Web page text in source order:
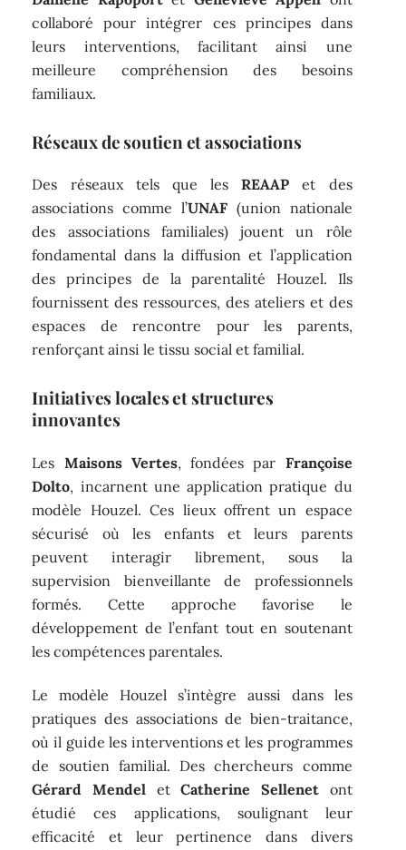
collaboré pour intégrer ces principes dans
leurs interventions, facilitant ainsi une
meilleure compréhension des besoins
familiaux.
Réseaux de soutien et associations
Des réseaux tels que lesREAAP et des
associations comme l’UNAF (union nationale
des associations familiales) jouent un rôle
fondamental dans la diffusion et l’application
des principes de la parentalité Houzel. Ils
fournissent des ressources, des ateliers et des
espaces de rencontre pour les parents,
renforçant ainsi le tissu social et familial.
Initiatives locales et structures
innovantes
Les Maisons Vertes, fondées par Françoise
Dolto, incarnent une application pratique du
modèle Houzel. Ces lieux offrent un espace
sécurisé où les enfants et leurs parents
peuvent interagir librement, sous la
supervision bienveillante de professionnels
formés. Cette approche favorise le
développement de l’enfant tout en soutenant
les compétences parentales.
Le modèle Houzel s’intègre aussi dans les
pratiques des associations de bien-traitance,
où il guide les interventions et les programmes
de soutien familial. Des chercheurs comme
Gérard Mendel etCatherine Sellenetont
étudié ces applications, soulignant leur
efficacité et leur pertinence dans divers